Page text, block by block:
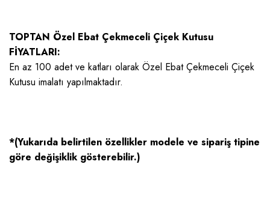
TOPTAN Özel Ebat Çekmeceli Çiçek Kutusu
FİYATLARI:
En az 100 adet ve katları olarak Özel Ebat Çekmeceli Çiçek
Kutusu imalatı yapılmaktadır.
*(Yukarıda belirtilen özellikler modele ve sipariş tipine
göre değişiklik gösterebilir.)